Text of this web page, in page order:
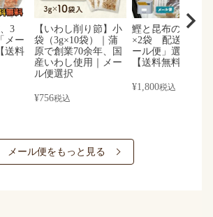
3
メー
送料
【いわし削り節】小
袋（3g×10袋）｜蒲
原で創業70余年、国
産いわし使用｜メー
ル便選択
¥756税込
鰹と昆布の黄金だ
×2袋 配送方法「
ール便」選択する
【送料無料】
¥1,800税込
メール便をもっと見る